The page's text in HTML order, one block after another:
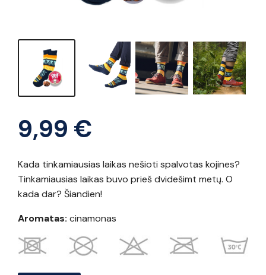
9,99 €
Kada tinkamiausias laikas nešioti spalvotas kojines?
Tinkamiausias laikas buvo prieš dvidešimt metų. O
kada dar? Šiandien!
Aromatas: cinamonas